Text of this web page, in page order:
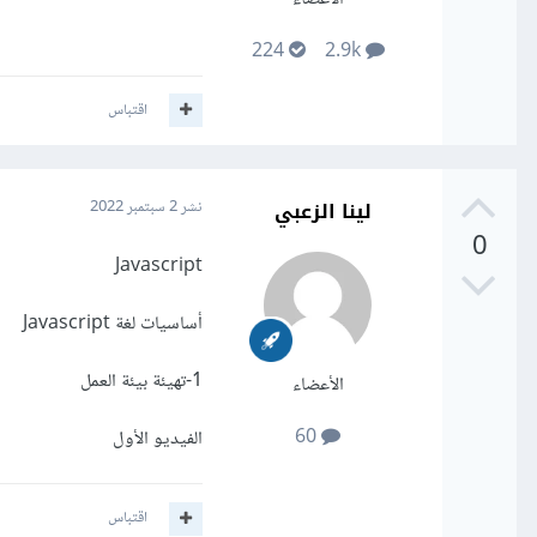
2.9k
224
اقتباس
0
لينا الزعبي
الأعضاء
نشر2 سبتمبر 2022
Javascript
أساسيات لغة Javascript
1-تهيئة بيئة العمل
الفيديو الأول
اقتباس